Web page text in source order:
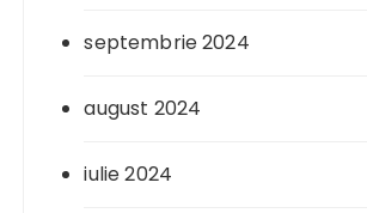
septembrie 2024
august 2024
iulie 2024